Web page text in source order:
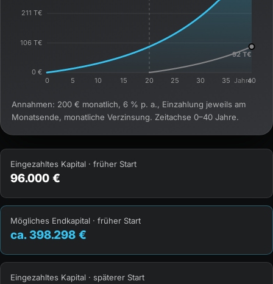
Annahmen: 200 € monatlich, 6 % p. a., Einzahlung jeweils am
Monatsende, monatliche Verzinsung. Zeitachse 0–40 Jahre.
Eingezahltes Kapital · früher Start
96.000 €
Mögliches Endkapital · früher Start
ca. 398.298 €
Eingezahltes Kapital · späterer Start